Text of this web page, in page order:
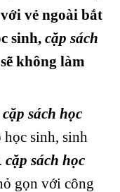
vẻ ngoài bắt
sinh, cặp sách
không làm
cặp sách học
sinh, sinh
cặp sách học
gọn với công